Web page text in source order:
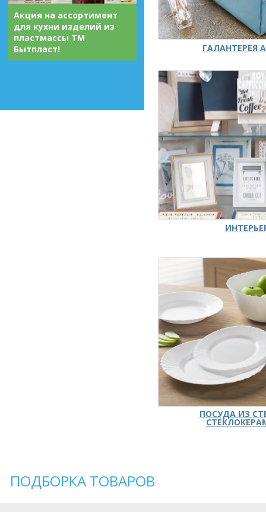
Акция на ассортимент
для кухни изделий из
пластмассы ТМ
Бытпласт!
ГАЛАНТЕРЕЯ
ПОСУДА ИЗ
ПОДБОРКА ТОВАРОВ